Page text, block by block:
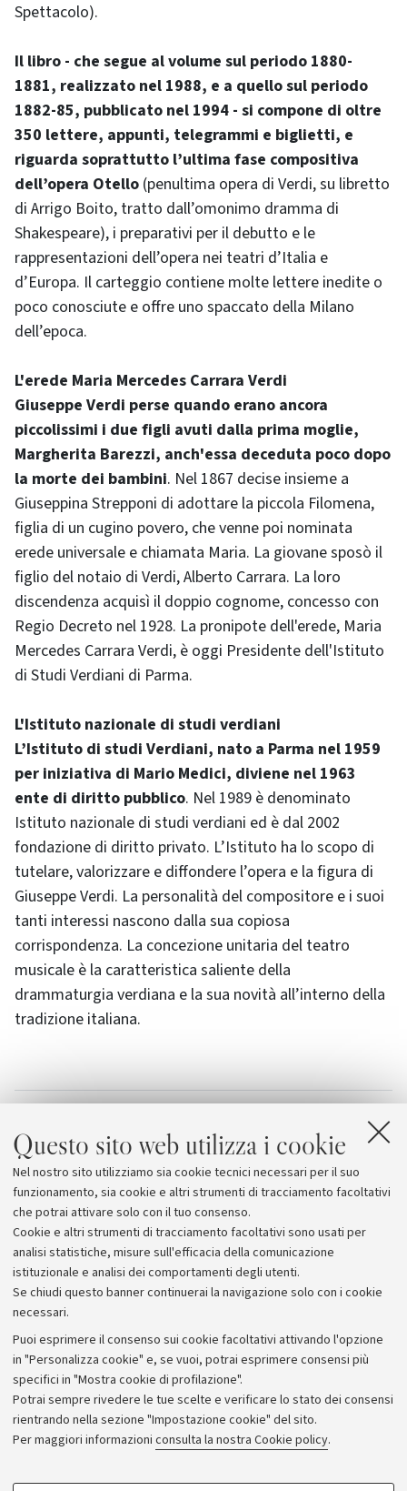
Questo sito web utilizza i cookie
Nel nostro sito utilizziamo sia cookie tecnici necessari per il suo
funzionamento, sia cookie e altri strumenti di tracciamento facoltativi
che potrai attivare solo con il tuo consenso.
Cookie e altri strumenti di tracciamento facoltativi sono usati per
analisi statistiche, misure sull'efficacia della comunicazione
istituzionale e analisi dei comportamenti degli utenti.
Se chiudi questo banner continuerai la navigazione solo con i cookie
necessari.
Puoi esprimere il consenso sui cookie facoltativi attivando l'opzione
in "Personalizza cookie" e, se vuoi, potrai esprimere consensi più
specifici in "Mostra cookie di profilazione".
Potrai sempre rivedere le tue scelte e verificare lo stato dei consensi
rientrando nella sezione "Impostazione cookie" del sito.
Per maggiori informazioni consulta la nostra Cookie policy.
Spettacolo).
Il libro - che segue al volume sul periodo 1880-
1881, realizzato nel 1988, e a quello sul periodo
1882-85, pubblicato nel 1994 - si compone di oltre
350 lettere, appunti, telegrammi e biglietti, e
riguarda soprattutto l’ultima fase compositiva
dell’opera Otello (penultima opera di Verdi, su libretto
di Arrigo Boito, tratto dall’omonimo dramma di
Shakespeare), i preparativi per il debutto e le
rappresentazioni dell’opera nei teatri d’Italia e
d’Europa. Il carteggio contiene molte lettere inedite o
poco conosciute e offre uno spaccato della Milano
dell’epoca.
L'erede Maria Mercedes Carrara Verdi
Giuseppe Verdi perse quando erano ancora
piccolissimi i due figli avuti dalla prima moglie,
Margherita Barezzi, anch'essa deceduta poco dopo
la morte dei bambini. Nel 1867 decise insieme a
Giuseppina Strepponi di adottare la piccola Filomena,
figlia di un cugino povero, che venne poi nominata
erede universale e chiamata Maria. La giovane sposò il
figlio del notaio di Verdi, Alberto Carrara. La loro
discendenza acquisì il doppio cognome, concesso con
Regio Decreto nel 1928. La pronipote dell'erede, Maria
Mercedes Carrara Verdi, è oggi Presidente dell'Istituto
di Studi Verdiani di Parma.
L'Istituto nazionale di studi verdiani
L’Istituto di studi Verdiani, nato a Parma nel 1959
per iniziativa di Mario Medici, diviene nel 1963
ente di diritto pubblico. Nel 1989 è denominato
Istituto nazionale di studi verdiani ed è dal 2002
fondazione di diritto privato. L’Istituto ha lo scopo di
tutelare, valorizzare e diffondere l’opera e la figura di
Giuseppe Verdi. La personalità del compositore e i suoi
tanti interessi nascono dalla sua copiosa
corrispondenza. La concezione unitaria del teatro
musicale è la caratteristica saliente della
drammaturgia verdiana e la sua novità all’interno della
tradizione italiana.
La stagione numero ventiquattro de La Soffitta
La Soffitta 2012
Archivio
Comunicati stampa
Redazione
Rassegna stampa